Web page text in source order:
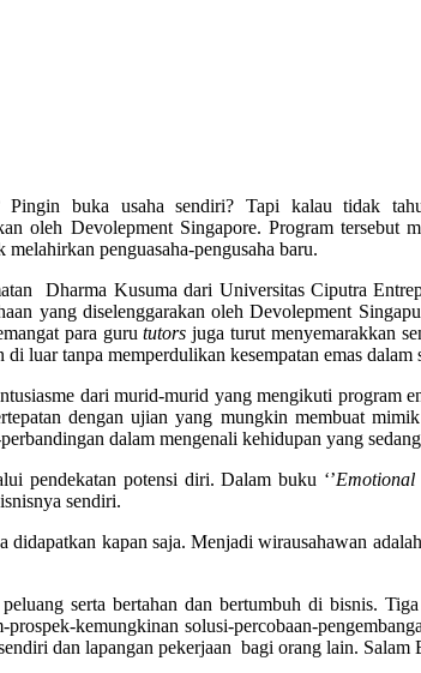
buka usaha sendiri? Tapi kalau tidak
oleh Devolepment Singapore. Program
penguasaha-pengusaha baru.
Dharma Kusuma dari Universitas Ciputra
yang diselenggarakan oleh Devolepment
para gurututors juga turut menyemarakkan
luar tanpa memperdulikan kesempatan emas
dari murid-murid yang mengikuti program
dengan ujian yang mungkin membuat
dalam mengenali kehidupan yang
pendekatan potensi diri. Dalam buku ‘’Emotional
sendiri.
didapatkan kapan saja. Menjadi wirausahawan
serta bertahan dan bertumbuh di bisnis.
kemungkinan solusi-percobaan-
dan lapangan pekerjaan bagi orang lain. Salam